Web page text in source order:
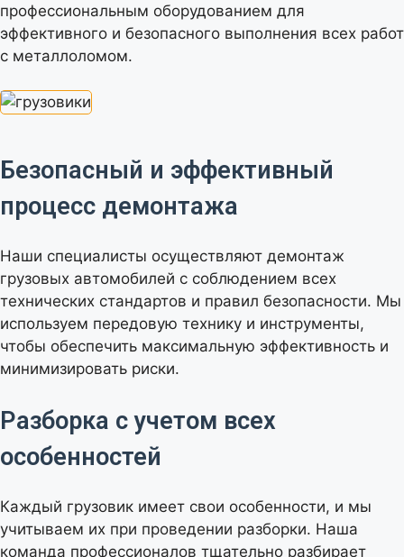
профессиональным оборудованием для
эффективного и безопасного выполнения всех работ
с металлоломом.
Безопасный и эффективный
процесс демонтажа
Наши специалисты осуществляют демонтаж
грузовых автомобилей с соблюдением всех
технических стандартов и правил безопасности. Мы
используем передовую технику и инструменты,
чтобы обеспечить максимальную эффективность и
минимизировать риски.
Разборка с учетом всех
особенностей
Каждый грузовик имеет свои особенности, и мы
учитываем их при проведении разборки. Наша
команда профессионалов тщательно разбирает